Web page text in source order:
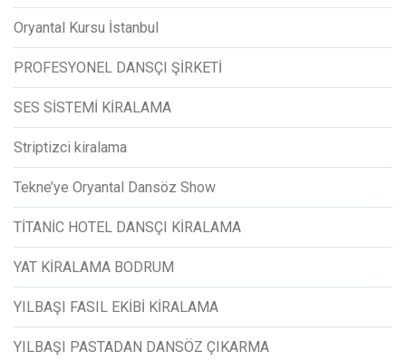
Oryantal Kursu İstanbul
PROFESYONEL DANSÇI ŞİRKETİ
SES SİSTEMİ KİRALAMA
Striptizci kiralama
Tekne’ye Oryantal Dansöz Show
TİTANİC HOTEL DANSÇI KİRALAMA
YAT KİRALAMA BODRUM
YILBAŞI FASIL EKİBİ KİRALAMA
YILBAŞI PASTADAN DANSÖZ ÇIKARMA